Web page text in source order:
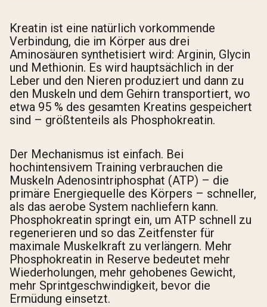
Kreatin ist eine natürlich vorkommende
Verbindung, die im Körper aus drei
Aminosäuren synthetisiert wird: Arginin, Glycin
und Methionin. Es wird hauptsächlich in der
Leber und den Nieren produziert und dann zu
den Muskeln und dem Gehirn transportiert, wo
etwa 95 % des gesamten Kreatins gespeichert
sind – größtenteils als Phosphokreatin.
Der Mechanismus ist einfach. Bei
hochintensivem Training verbrauchen die
Muskeln Adenosintriphosphat (ATP) – die
primäre Energiequelle des Körpers – schneller,
als das aerobe System nachliefern kann.
Phosphokreatin springt ein, um ATP schnell zu
regenerieren und so das Zeitfenster für
maximale Muskelkraft zu verlängern. Mehr
Phosphokreatin in Reserve bedeutet mehr
Wiederholungen, mehr gehobenes Gewicht,
mehr Sprintgeschwindigkeit, bevor die
Ermüdung einsetzt.